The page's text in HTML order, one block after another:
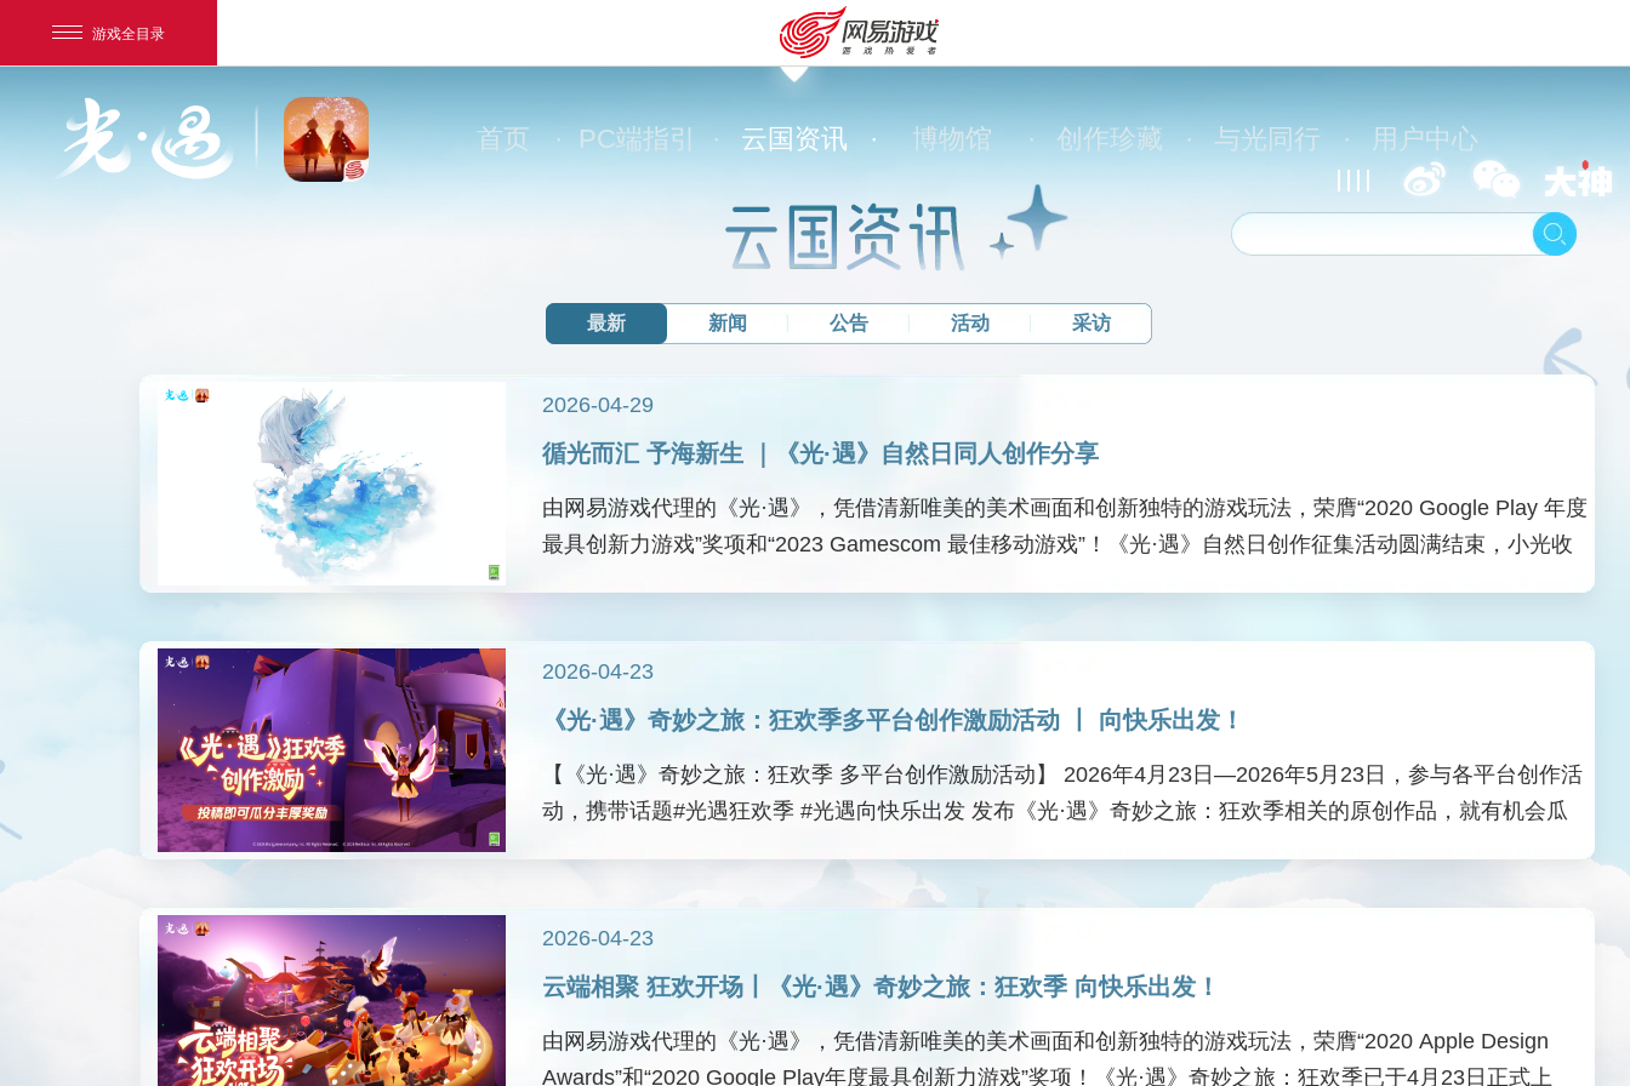
游戏全目录
光·遇
安卓充值 客服中心
首页 · PC端指引 · 云国资讯 · 博物馆 · 创作珍藏 · 与光同行 · 用户中心
最新 新闻 公告 活动 采访
2026-04-29
循光而汇 予海新生 ｜《光·遇》自然日同人创作分享
由网易游戏代理的《光·遇》，凭借清新唯美的美术画面和创新独特的游戏玩法，荣膺“2020 Google Play 年度
最具创新力游戏”奖项和“2023 Gamescom 最佳移动游戏”！《光·遇》自然日创作征集活动圆满结束，小光收
2026-04-23
《光·遇》奇妙之旅：狂欢季多平台创作激励活动 丨 向快乐出发！
【《光·遇》奇妙之旅：狂欢季 多平台创作激励活动】 2026年4月23日—2026年5月23日，参与各平台创作活
动，携带话题#光遇狂欢季 #光遇向快乐出发 发布《光·遇》奇妙之旅：狂欢季相关的原创作品，就有机会瓜
2026-04-23
云端相聚 狂欢开场丨《光·遇》奇妙之旅：狂欢季 向快乐出发！
由网易游戏代理的《光·遇》，凭借清新唯美的美术画面和创新独特的游戏玩法，荣膺“2020 Apple Design
Awards”和“2020 Google Play年度最具创新力游戏”奖项！《光·遇》奇妙之旅：狂欢季已于4月23日正式上